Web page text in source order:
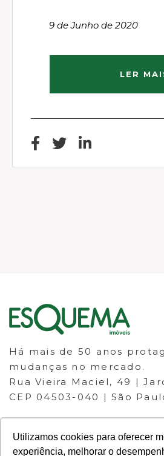
Utilizamos cookies para oferecer
experiência, melhorar o
9 de Junho de 2020
LER
Há mais de 50 anos
mudanças no mercado.
Rua Vieira Maciel, 49 |
CEP 04503-040 | São